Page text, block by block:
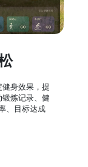
身效果，提
炼记录、健
、目标达成